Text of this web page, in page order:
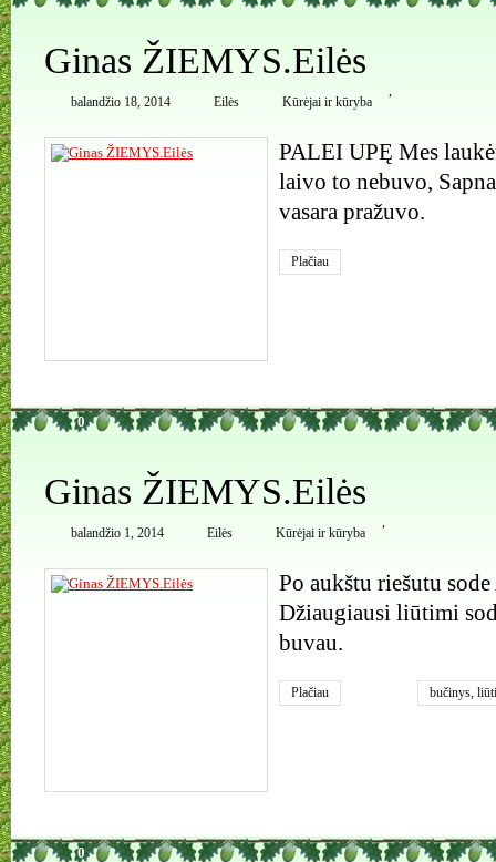
Ginas ŽIEMYS.Eilės
balandžio 18, 2014 Eilės
,
Kūrėjai ir kūryba
PALEI UPĘ Mes
laivo to nebuvo,
vasara pražuvo.
Plačiau
0
Ginas ŽIEMYS.Eilės
balandžio 1, 2014 Eilės
,
Kūrėjai ir kūryba
Po aukštu riešutu
Džiaugiausi liūtimi
buvau.
Plačiau bučinys,
0